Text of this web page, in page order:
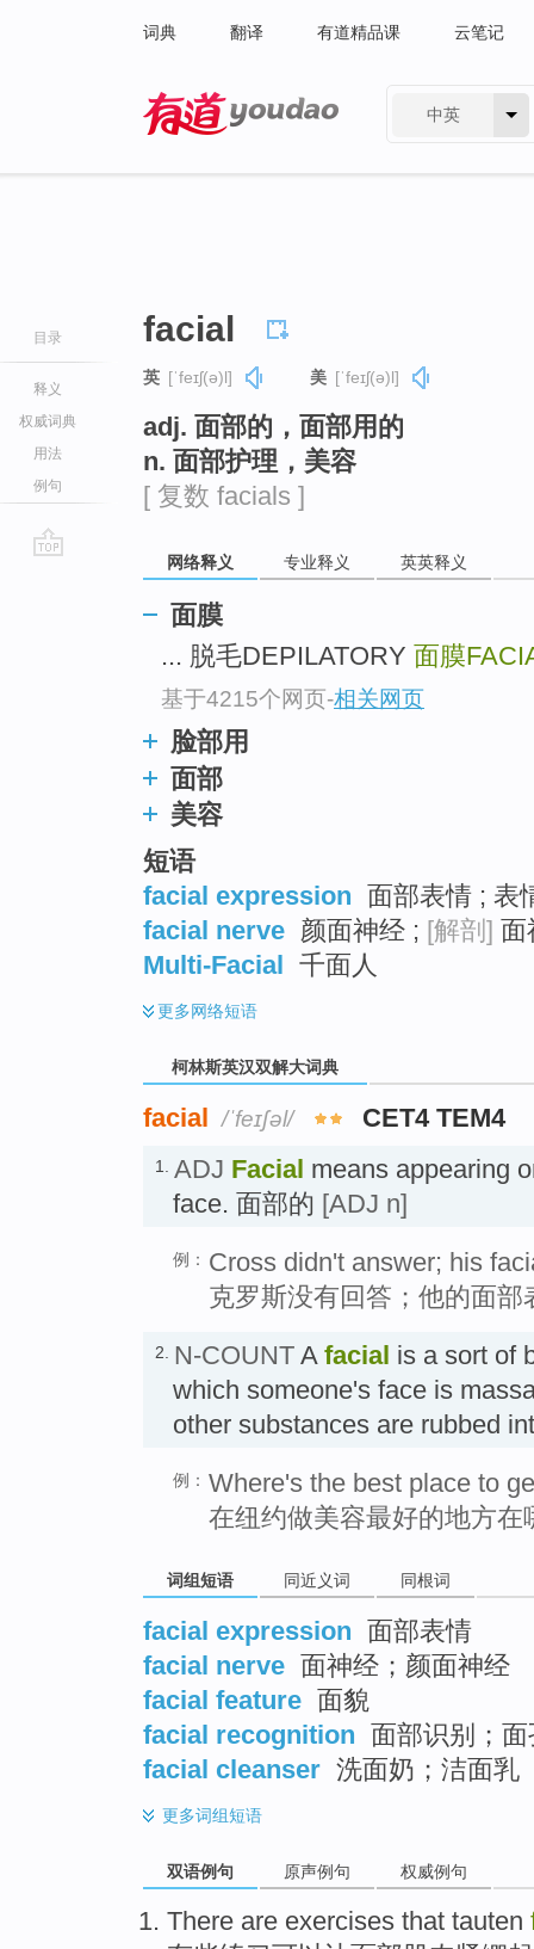
词典 翻译 有道精品课 云笔记
中英
目录
释义
权威词典
用法
例句
facial
英 [ˈfeɪʃ(ə)l] 美 [ˈfeɪʃ(ə)l]
adj. 面部的，面部用的
n. 面部护理，美容
[ 复数 facials ]
网络释义 专业释义 英英释义
面膜
... 脱毛DEPILATORY 面膜
基于4215个网页-相关网页
脸部用
面部
美容
短语
facial expression 面部表情 ; 表
facial nerve 颜面神经 ; [解剖] 面
Multi-Facial 千面人
更多网络短语
柯林斯英汉双解大词典
facial /ˈfeɪʃəl/ CET4 TEM4
1. ADJ Facial means appearing
face. 面部的 [ADJ n]
例： Cross didn't answer; his
克罗斯没有回答；他的面部
2. N-COUNT A facial is a sort of
which someone's face is
other substances are rubbed
例： Where's the best place to
在纽约做美容最好的地方在
词组短语 同近义词 同根词
facial expression 面部表情
facial nerve 面神经；颜面神经
facial feature 面貌
facial recognition 面部识别；
facial cleanser 洗面奶；洁面乳
更多词组短语
双语例句 原声例句 权威例句
There are exercises that tauten